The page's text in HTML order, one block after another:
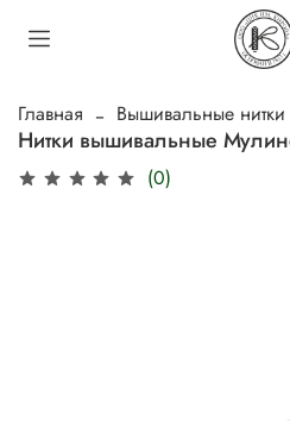
Главная Вышивальные нитки
Нитки вышивальные
(0)